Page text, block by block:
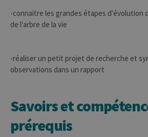
-connaitre les grandes étapes d'évolution
de l'arbre de la vie
-réaliser un petit projet de recherche et
observations dans un rapport
Savoirs et
prérequis